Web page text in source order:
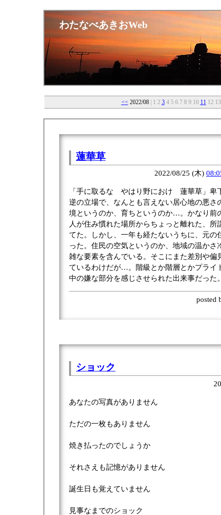
わたなべあきおWeb
<< 2022/08| 1 2 34 5 6 7 8 9 10 11 12
蓮華草
2022/08/25 (木)
「手に取るな やはり野におけ 蓮華草」卑
逆の立場で、なんとも言えない居心地の悪さ
境というのか、育ちというのか…。かなり前
人が住み慣れた場所からちょっと離れた、所
てた。しかし、一年も経たないうちに、元の
った。住民の空気というのか、地域の温かさ
雑な要素を含んでいる。そこにまた差別や偏
ているわけだが…。階級とか階層とかプライ
中の嫌な部分を感じさせられた出来事だった
posted
ショック
あなたの写真がありません
ただの一枚もありません
焼き払ったのでしょうか
それさえも記憶がありません
誕生日も覚えていません
見事なまでのショック